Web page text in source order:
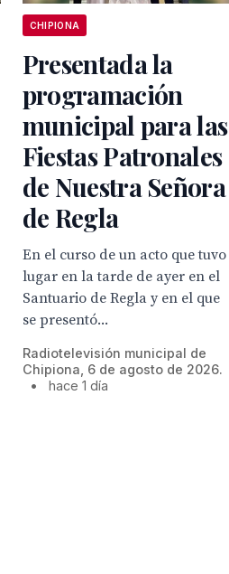
CHIPIONA
Presentada la
programación
municipal para las
Fiestas Patronales
de Nuestra Señora
de Regla
En el curso de un acto que tuvo
lugar en la tarde de ayer en el
Santuario de Regla y en el que
se presentó...
Radiotelevisión municipal de
Chipiona, 6 de agosto de 2026.
•
hace 1 día